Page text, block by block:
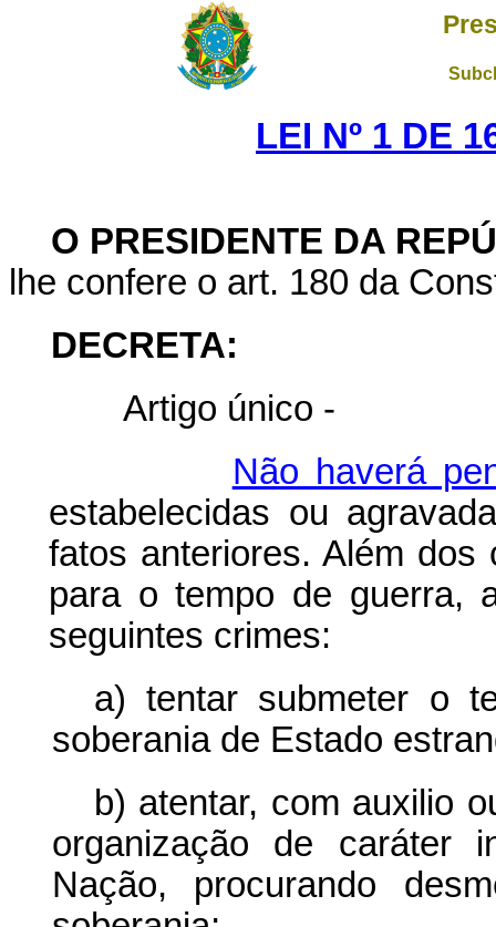
LEI Nº 1 DE
O PRESIDENTE DA
lhe confere o art. 180 da
DECRETA:
Artigo único -
Não haverá
estabelecidas ou
fatos anteriores. Além
para o tempo de guerra,
seguintes crimes:
a) tentar submeter o
soberania de Estado
b) atentar, com auxilio
organização de caráter
Nação, procurando